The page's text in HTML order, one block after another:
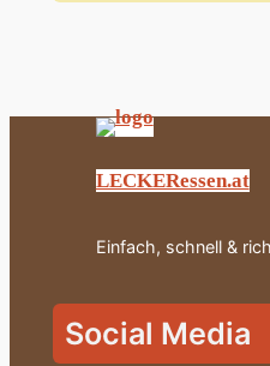
LECKERessen.at
Einfach, schnell &
Social Media